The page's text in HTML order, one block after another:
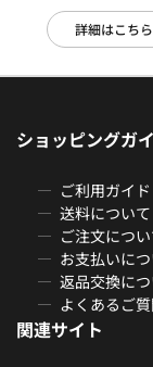
詳細はこちら
ショッピングガ
ご利用ガイド
送料について
ご注文につ
お支払いに
返品交換に
よくあるご
関連サイト